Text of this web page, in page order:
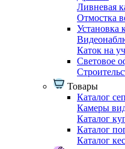
Ливневая
Отмостка
Установка
Каток на
Световое
Товары
Каталог
Камеры
Каталог
Каталог
Каталог